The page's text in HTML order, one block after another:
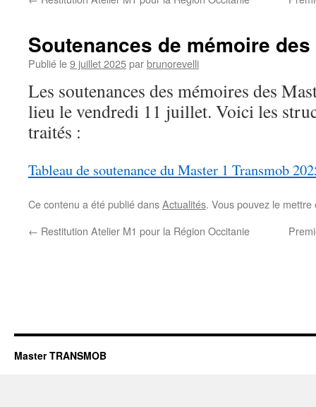
Soutenances de mémoire
Publié le9 juillet 2025parbrunorevelli
Les soutenances des mémoires des
lieu le vendredi 11 juillet. Voici les
traités :
Tableau de soutenance du Master 1 Transmob
Ce contenu a été publié dansActualités. Vous pouvez le
← Restitution Atelier M1 pour la Région Occitanie
Master TRANSMOB